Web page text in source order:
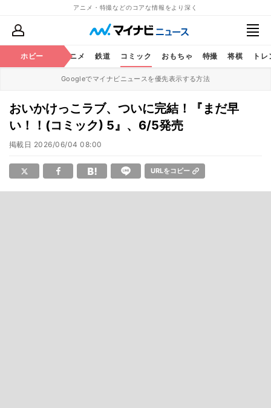
アニメ・特撮などのコアな情報をより深く
ホビー アニメ 鉄道 コミック おもちゃ 特撮 将棋 ト
Googleでマイナビニュースを優先表示する方法
おいかけっこラブ、ついに完結！『まだ早
い！！(コミック) 5』、6/5発売
掲載日 2026/06/04 08:00
URLをコピー